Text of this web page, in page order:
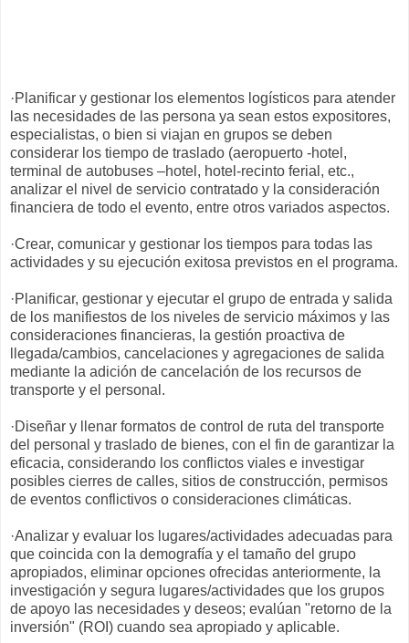
·Planificar y gestionar los elementos logísticos para atender
las necesidades de las persona ya sean estos expositores,
especialistas, o bien si viajan en grupos se deben
considerar los tiempo de traslado (aeropuerto -hotel,
terminal de autobuses –hotel, hotel-recinto ferial, etc.,
analizar el nivel de servicio contratado y la consideración
financiera de todo el evento, entre otros variados aspectos.
·Crear, comunicar y gestionar los tiempos para todas las
actividades y su ejecución exitosa previstos en el programa.
·Planificar, gestionar y ejecutar el grupo de entrada y salida
de los manifiestos de los niveles de servicio máximos y las
consideraciones financieras, la gestión proactiva de
llegada/cambios, cancelaciones y agregaciones de salida
mediante la adición de cancelación de los recursos de
transporte y el personal.
·Diseñar y llenar formatos de control de ruta del transporte
del personal y traslado de bienes, con el fin de garantizar la
eficacia, considerando los conflictos viales e investigar
posibles cierres de calles, sitios de construcción, permisos
de eventos conflictivos o consideraciones climáticas.
·Analizar y evaluar los lugares/actividades adecuadas para
que coincida con la demografía y el tamaño del grupo
apropiados, eliminar opciones ofrecidas anteriormente, la
investigación y segura lugares/actividades que los grupos
de apoyo las necesidades y deseos; evalúan "retorno de la
inversión" (ROI) cuando sea apropiado y aplicable.